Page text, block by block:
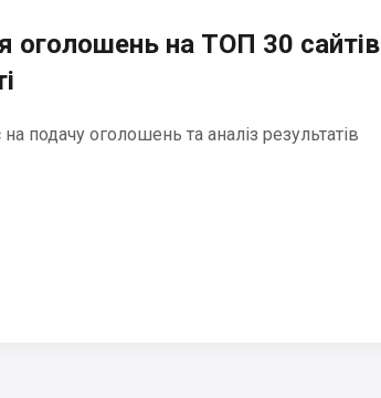
оголошень на ТОП 30 сайтів
подачу оголошень та аналіз результатів